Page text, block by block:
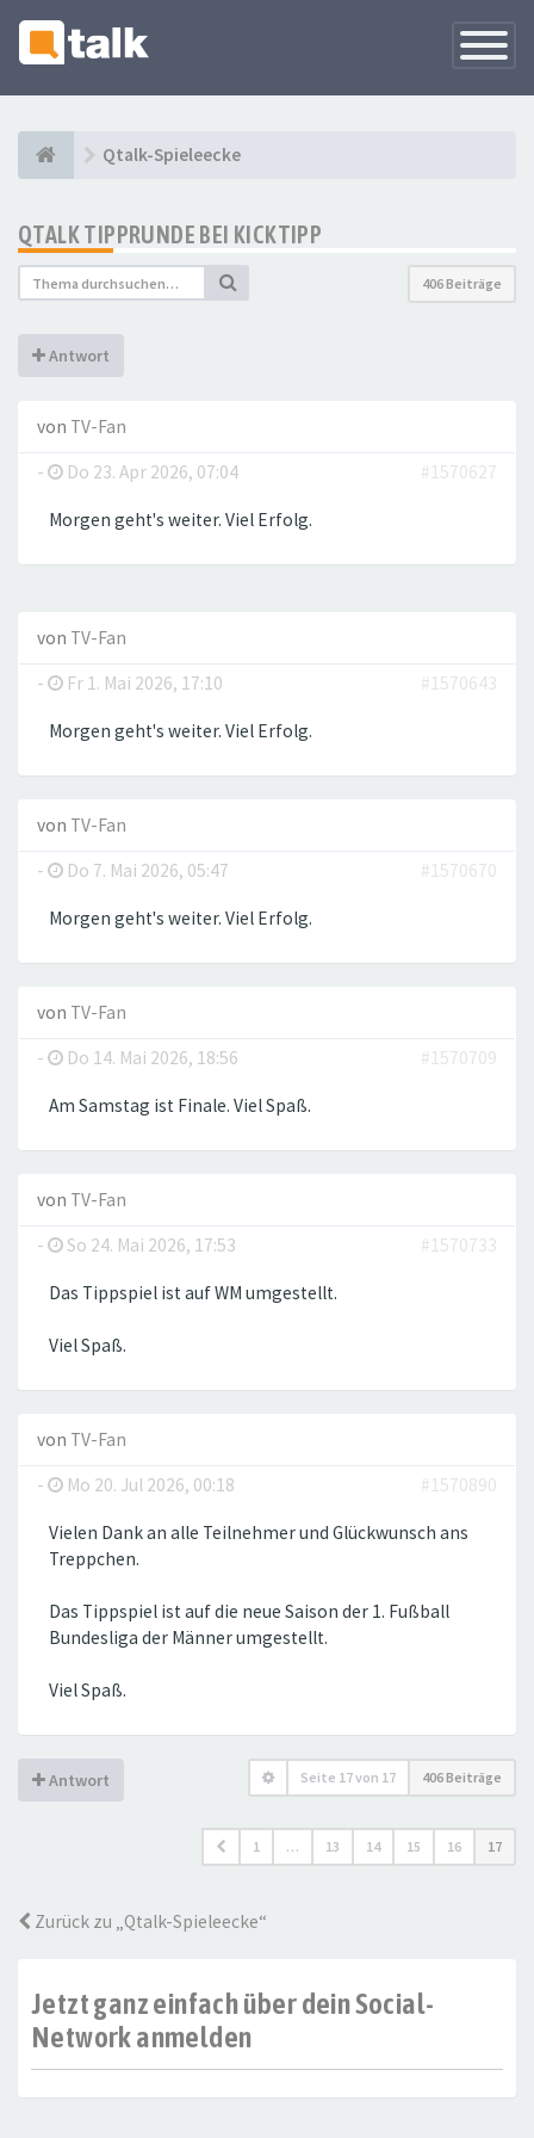
Qtalk-Spieleecke
QTALK TIPPRUNDE BEI KICKTIPP
406 Beiträge
Antwort
von TV-Fan
-
Do 23. Apr 2026, 07:04 #1570627
Morgen geht's weiter. Viel Erfolg.
von TV-Fan
-
Fr 1. Mai 2026, 17:10 #1570643
Morgen geht's weiter. Viel Erfolg.
von TV-Fan
-
Do 7. Mai 2026, 05:47 #1570670
Morgen geht's weiter. Viel Erfolg.
von TV-Fan
-
Do 14. Mai 2026, 18:56 #1570709
Am Samstag ist Finale. Viel Spaß.
von TV-Fan
-
So 24. Mai 2026, 17:53 #1570733
Das Tippspiel ist auf WM umgestellt.
Viel Spaß.
von TV-Fan
-
Mo 20. Jul 2026, 00:18 #1570890
Vielen Dank an alle Teilnehmer und Glückwunsch ans
Treppchen.
Das Tippspiel ist auf die neue Saison der 1. Fußball
Bundesliga der Männer umgestellt.
Viel Spaß.
Antwort Seite 17von 17 406 Beiträge
1 … 13 14 15 16 17
Zurück zu „Qtalk-Spieleecke“
Jetzt ganz einfach über dein Social-
Network anmelden